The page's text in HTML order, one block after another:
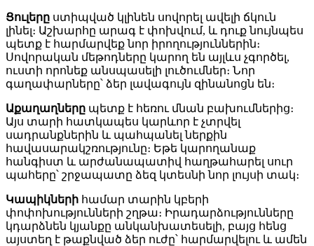
Ցուլերը ստիպված կլինեն սովորել ավելի ճկուն
լինել։ Աշխարհը արագ է փոխվում, և դուք նույնպես
պետք է հարմարվեք նոր իրողություններին։
Սովորական մեթոդները կարող են այլևս չգործել,
ուստի որոնեք անսպասելի լուծումներ։ Նոր
գաղափարները՝ ձեր լավագույն զինանոցն են։
Աքաղաղները պետք է հեռու մնան բախումներից։
Այս տարի հատկապես կարևոր է չտրվել
սադրանքներին և պահպանել ներքին
հավասարակշռությունը։ Եթե կարողանաք
հանգիստ և արժանապատիվ հաղթահարել սուր
պահերը՝ շրջապատը ձեզ կտեսնի նոր լույսի տակ։
Կապիկների համար տարին կբերի
փոփոխությունների շղթա։ Իրադարձությունները
կդարձնեն կյանքը անկանխատեսելի, բայց հենց
այստեղ է թաքնված ձեր ուժը՝ հարմարվելու և ամեն